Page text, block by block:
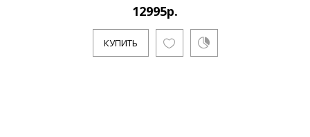
12995р.
КУПИТЬ